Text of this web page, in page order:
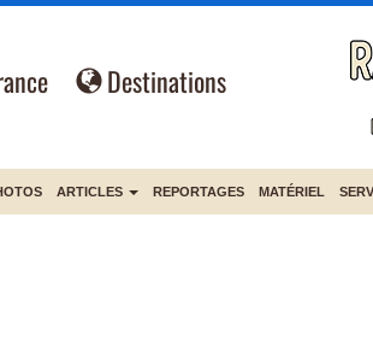
Destinations
ARTICLES REPORTAGES MATÉRIEL